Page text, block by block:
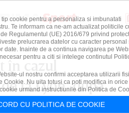
cazul
la Lyon, după
Ce spune
cookie pentru a personaliza si imbunatati
Te informam ca ne-am actualizat politicile
Regulamentul (UE) 2016/679 privind
prelucrarea datelor cu caracter personal
date. Inainte de a continua navigarea pe
pentru a citi si intelege continutul
ul nostru confirmi acceptarea utilizarii
Cookie. Nu uita totusi ca poti modifica in orice
urmand instructiunile din Politica de
CU POLITICA DE COOKIE